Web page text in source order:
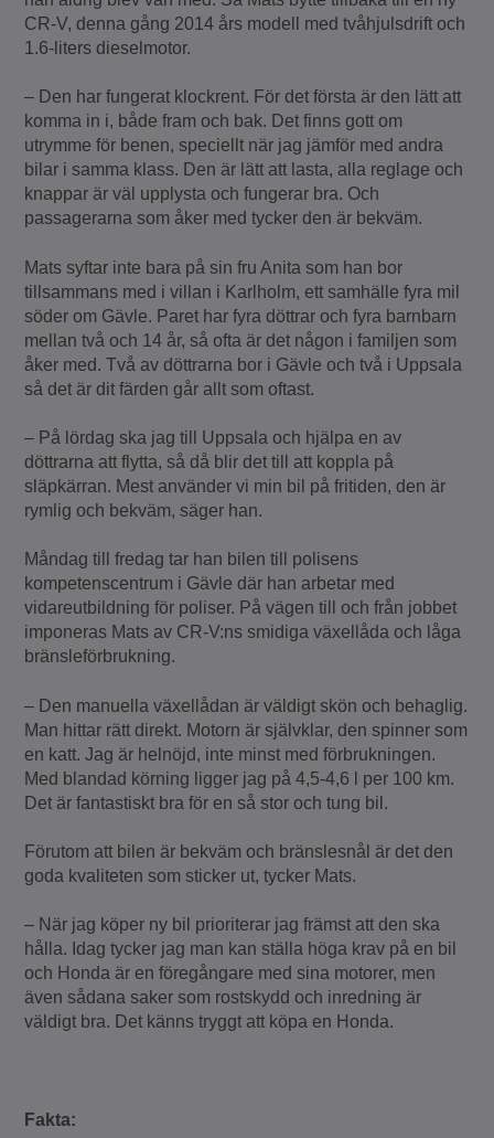
CR-V, denna gång 2014 års modell med tvåhjulsdrift och
1.6-liters dieselmotor.
– Den har fungerat klockrent. För det första är den lätt att
komma in i, både fram och bak. Det finns gott om
utrymme för benen, speciellt när jag jämför med andra
bilar i samma klass. Den är lätt att lasta, alla reglage och
knappar är väl upplysta och fungerar bra. Och
passagerarna som åker med tycker den är bekväm.
Mats syftar inte bara på sin fru Anita som han bor
tillsammans med i villan i Karlholm, ett samhälle fyra mil
söder om Gävle. Paret har fyra döttrar och fyra barnbarn
mellan två och 14 år, så ofta är det någon i familjen som
åker med. Två av döttrarna bor i Gävle och två i Uppsala
så det är dit färden går allt som oftast.
– På lördag ska jag till Uppsala och hjälpa en av
döttrarna att flytta, så då blir det till att koppla på
släpkärran. Mest använder vi min bil på fritiden, den är
rymlig och bekväm, säger han.
Måndag till fredag tar han bilen till polisens
kompetenscentrum i Gävle där han arbetar med
vidareutbildning för poliser. På vägen till och från jobbet
imponeras Mats av CR-V:ns smidiga växellåda och låga
bränsleförbrukning.
– Den manuella växellådan är väldigt skön och behaglig.
Man hittar rätt direkt. Motorn är självklar, den spinner som
en katt. Jag är helnöjd, inte minst med förbrukningen.
Med blandad körning ligger jag på 4,5-4,6 l per 100 km.
Det är fantastiskt bra för en så stor och tung bil.
Förutom att bilen är bekväm och bränslesnål är det den
goda kvaliteten som sticker ut, tycker Mats.
– När jag köper ny bil prioriterar jag främst att den ska
hålla. Idag tycker jag man kan ställa höga krav på en bil
och Honda är en föregångare med sina motorer, men
även sådana saker som rostskydd och inredning är
väldigt bra. Det känns tryggt att köpa en Honda.
Fakta: